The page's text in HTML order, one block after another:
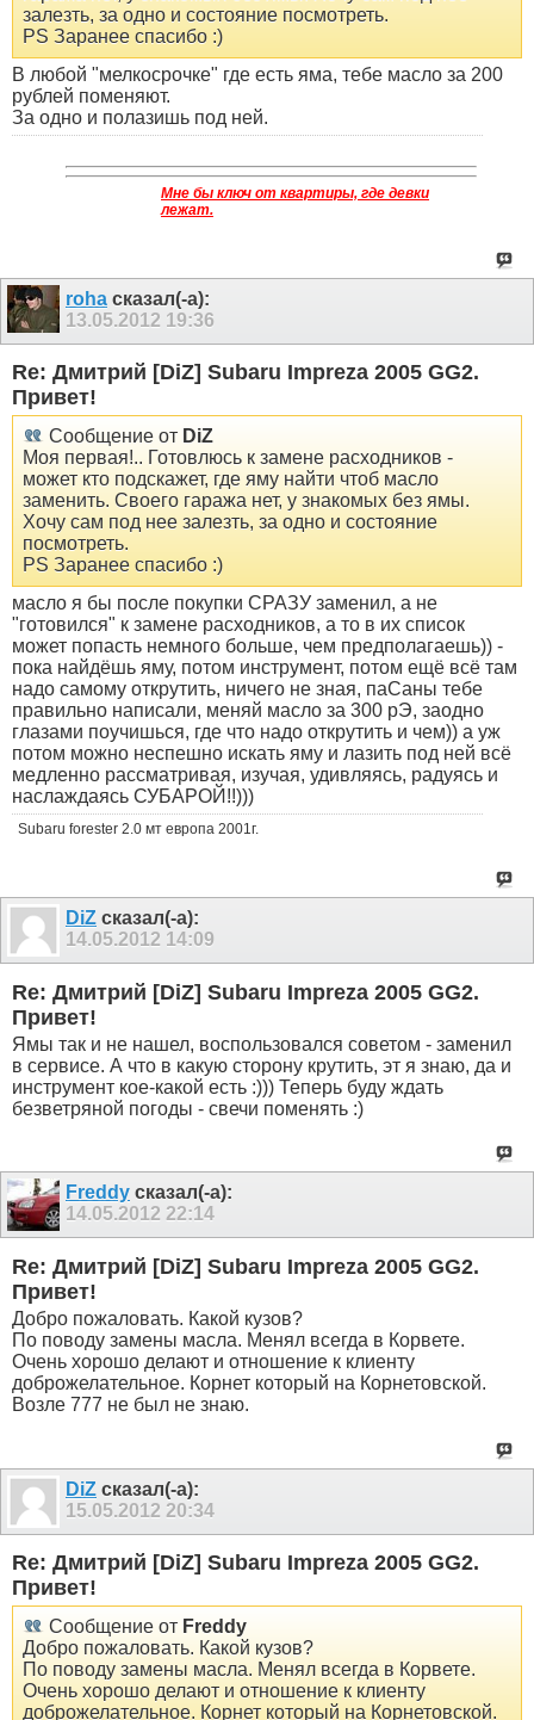
залезть, за одно и состояние посмотреть.
PS Заранее спасибо :)
В любой "мелкосрочке" где есть яма, тебе масло за 200
рублей поменяют.
За одно и полазишь под ней.
Мне бы ключ от квартиры, где девки
лежат.
roha сказал(-а):
13.05.2012 19:36
Re: Дмитрий [DiZ] Subaru Impreza 2005 GG2.
Привет!
Сообщение от DiZ
Моя первая!.. Готовлюсь к замене расходников -
может кто подскажет, где яму найти чтоб масло
заменить. Своего гаража нет, у знакомых без ямы.
Хочу сам под нее залезть, за одно и состояние
посмотреть.
PS Заранее спасибо :)
масло я бы после покупки СРАЗУ заменил, а не
"готовился" к замене расходников, а то в их список
может попасть немного больше, чем предполагаешь)) -
пока найдёшь яму, потом инструмент, потом ещё всё там
надо самому открутить, ничего не зная, паСаны тебе
правильно написали, меняй масло за 300 рЭ, заодно
глазами поучишься, где что надо открутить и чем)) а уж
потом можно неспешно искать яму и лазить под ней всё
медленно рассматривая, изучая, удивляясь, радуясь и
наслаждаясь СУБАРОЙ!!)))
Subaru forester 2.0 мт европа 2001г.
DiZ сказал(-а):
14.05.2012 14:09
Re: Дмитрий [DiZ] Subaru Impreza 2005 GG2.
Привет!
Ямы так и не нашел, воспользовался советом - заменил
в сервисе. А что в какую сторону крутить, эт я знаю, да и
инструмент кое-какой есть :))) Теперь буду ждать
безветряной погоды - свечи поменять :)
Freddy сказал(-а):
14.05.2012 22:14
Re: Дмитрий [DiZ] Subaru Impreza 2005 GG2.
Привет!
Добро пожаловать. Какой кузов?
По поводу замены масла. Менял всегда в Корвете.
Очень хорошо делают и отношение к клиенту
доброжелательное. Корнет который на Корнетовской.
Возле 777 не был не знаю.
DiZ сказал(-а):
15.05.2012 20:34
Re: Дмитрий [DiZ] Subaru Impreza 2005 GG2.
Привет!
Сообщение от Freddy
Добро пожаловать. Какой кузов?
По поводу замены масла. Менял всегда в Корвете.
Очень хорошо делают и отношение к клиенту
доброжелательное. Корнет который на Корнетовской.